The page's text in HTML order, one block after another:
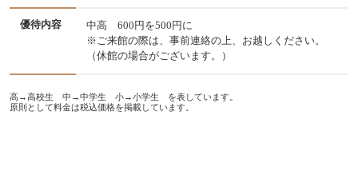
優待内容
中高 600円を500円に
※ご来館の際は、事前連絡の上、お越しください。
（休館の場合がございます。）
高→高校生 中→中学生 小→小学生 を表しています。
原則として料金は税込価格を掲載しています。